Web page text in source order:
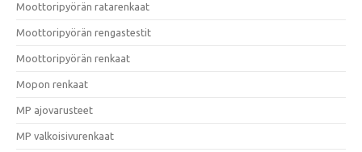
Moottoripyörän ratarenkaat
Moottoripyörän rengastestit
Moottoripyörän renkaat
Mopon renkaat
MP ajovarusteet
MP valkoisivurenkaat